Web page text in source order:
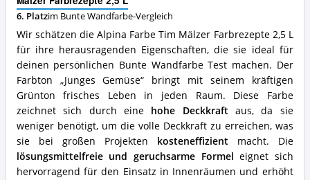
6. Platzim Bunte Wandfarbe-Vergleich
Wir schätzen die Alpina Farbe Tim Mälzer Farbrezepte 2,5 L
für ihre herausragenden Eigenschaften, die sie ideal für
deinen persönlichen Bunte Wandfarbe Test machen. Der
Farbton „Junges Gemüse“ bringt mit seinem kräftigen
Grünton frisches Leben in jeden Raum. Diese Farbe
zeichnet sich durch eine hohe Deckkraftaus, da sie
weniger benötigt, um die volle Deckkraft zu erreichen, was
sie bei großen Projekten
kosteneffizientmacht. Die
lösungsmittelfreie und geruchsarme Formel
eignet sich
hervorragend für den Einsatz in Innenräumen und erhöht
Vorteile:
Was
spricht
für
diese
Bunte
Wandfarbe?